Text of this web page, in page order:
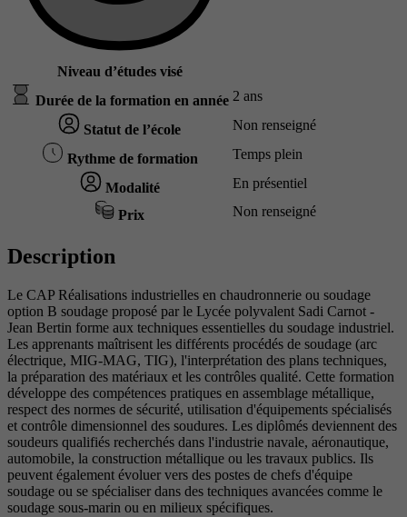
Niveau d’études visé
Durée de la formation en année 2 ans
Statut de l’école Non renseigné
Rythme de formation Temps plein
Modalité En présentiel
Prix Non renseigné
Description
Le CAP Réalisations industrielles en chaudronnerie ou soudage
option B soudage proposé par le Lycée polyvalent Sadi Carnot -
Jean Bertin forme aux techniques essentielles du soudage industriel.
Les apprenants maîtrisent les différents procédés de soudage (arc
électrique, MIG-MAG, TIG), l'interprétation des plans techniques,
la préparation des matériaux et les contrôles qualité. Cette formation
développe des compétences pratiques en assemblage métallique,
respect des normes de sécurité, utilisation d'équipements spécialisés
et contrôle dimensionnel des soudures. Les diplômés deviennent des
soudeurs qualifiés recherchés dans l'industrie navale, aéronautique,
automobile, la construction métallique ou les travaux publics. Ils
peuvent également évoluer vers des postes de chefs d'équipe
soudage ou se spécialiser dans des techniques avancées comme le
soudage sous-marin ou en milieux spécifiques.